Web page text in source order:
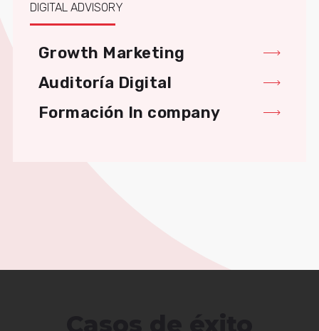
DIGITAL ADVISORY
Growth Marketing
Auditoría Digital
Formación In company